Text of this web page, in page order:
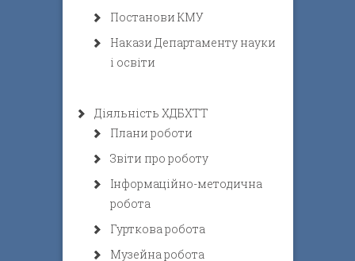
Постанови КМУ
Накази Департаменту науки
і освіти
Діяльність ХДБХТТ
Плани роботи
Звіти про роботу
Інформаційно-методична
робота
Гурткова робота
Музейна робота